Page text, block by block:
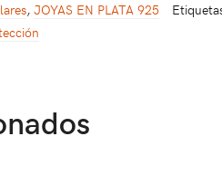
, JOYAS EN PLATA 925